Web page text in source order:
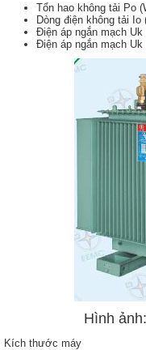
Tổn hao không tải Po
Dòng điện không tải Io
Điện áp ngắn mạch Uk
Điện áp ngắn mạch Uk
Hình
Kích thước máy